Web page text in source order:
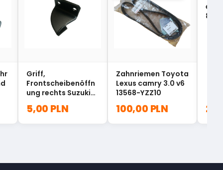
Griff,
Frontscheibenöffn
ung rechts Suzuki
80000
5,00 PLN
Zahnriemen Toyota
Lexus camry 3.0 v6
13568-YZZ10
100,00 PLN
e